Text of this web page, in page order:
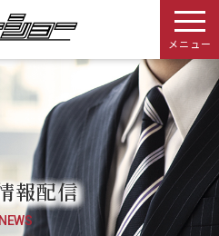
メニュー
報配信
NEWS